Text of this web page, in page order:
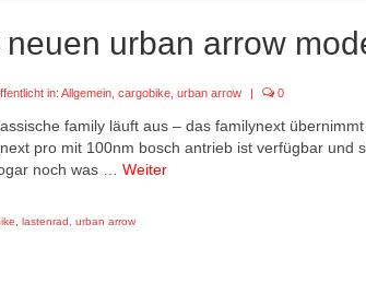
neuen urban arrow
in:Allgemein ,cargobike ,urban arrow | 0
family läuft aus – das familynext
pro mit 100nm bosch antrieb ist verfügbar und
noch was …Weiter
,lastenrad ,urban arrow